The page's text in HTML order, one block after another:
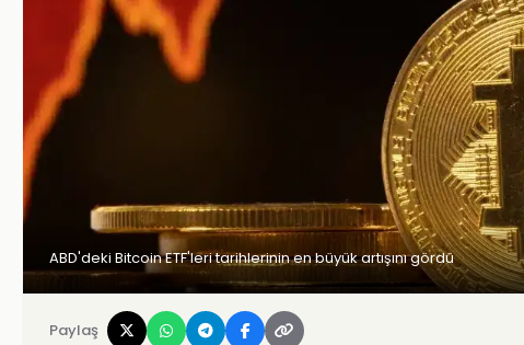
ABD'deki Bitcoin ETF'leri tarihlerinin en büyük artışını gördü
Paylaş